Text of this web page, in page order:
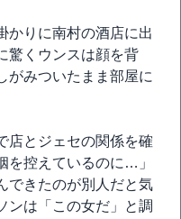
かりに南村の酒店に出
驚くウンスは顔を背
がみついたまま部屋に
店とジェセの関係を確
を控えているのに…」
できたのが別人だと気
ンは「この女だ」と調